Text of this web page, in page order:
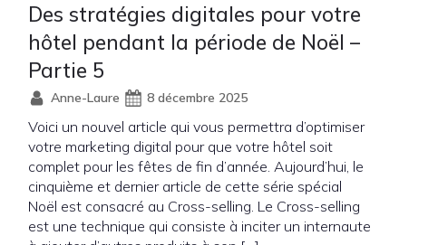
Des stratégies digitales pour votre
hôtel pendant la période de Noël –
Partie 5
Anne-Laure 8 décembre 2025
Voici un nouvel article qui vous permettra d’optimiser
votre marketing digital pour que votre hôtel soit
complet pour les fêtes de fin d’année. Aujourd’hui, le
cinquième et dernier article de cette série spécial
Noël est consacré au Cross-selling. Le Cross-selling
est une technique qui consiste à inciter un internaute